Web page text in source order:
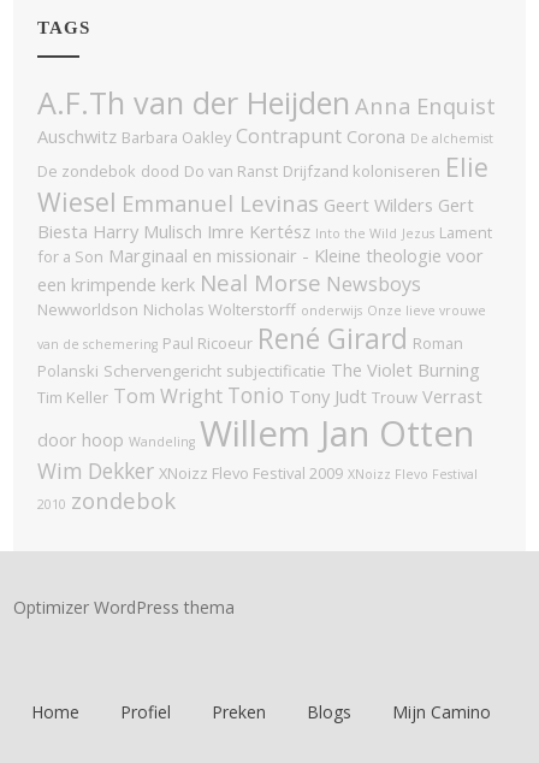
TAGS
A.F.Th van der Heijden Anna Enquist
Auschwitz Barbara Oakley Contrapunt Corona De alchemist
De zondebok dood Do van Ranst Drijfzand koloniseren Elie
Wiesel Emmanuel Levinas Geert Wilders Gert
Biesta Harry Mulisch Imre Kertész Into the Wild Jezus Lament
for a Son Marginaal en missionair - Kleine theologie voor
een krimpende kerk Neal Morse Newsboys
Newworldson Nicholas Wolterstorff onderwijs Onze lieve vrouwe
van de schemering Paul Ricoeur René Girard Roman
Polanski Schervengericht subjectificatie The Violet Burning
Tim Keller Tom Wright Tonio Tony Judt Trouw Verrast
door hoop Wandeling Willem Jan Otten
Wim Dekker XNoizz Flevo Festival 2009 XNoizz Flevo Festival
2010 zondebok
Optimizer WordPress thema
Home Profiel Preken Blogs Mijn Camino